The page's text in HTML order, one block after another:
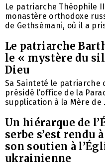
Le patriarche Théophile
monastère orthodoxe
de Gethsémani, où il a
Le patriarche
le « mystère du
Dieu
Sa Sainteté le patriarche
présidé l’office de la
supplication à la Mère de
Un hiérarque de
serbe s’est rendu
son soutien à
ukrainienne